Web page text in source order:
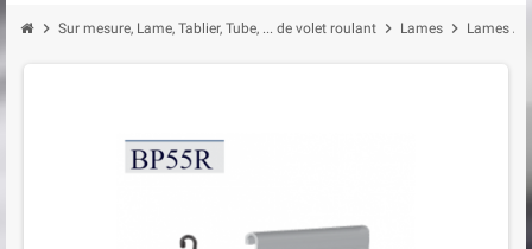
chevron_right Sur mesure, Lame, Tablier, Tube, ... de volet roulant chevron_right Lames chevron_right Lames